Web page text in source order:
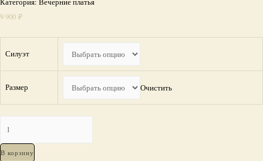
Категория: Вечерние платья
9 900 ₽
Силуэт
Размер Очистить
платье
В корзину